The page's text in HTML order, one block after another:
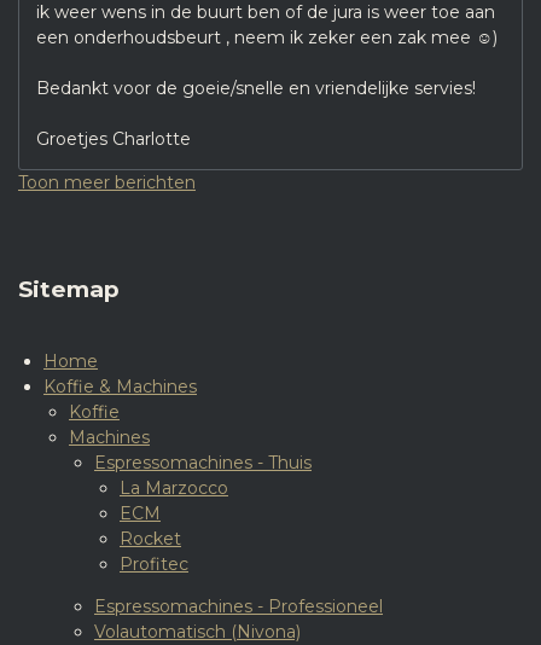
ik weer wens in de buurt ben of de jura is weer toe aan
een onderhoudsbeurt , neem ik zeker een zak mee ☺️)
Bedankt voor de goeie/snelle en vriendelijke servies!
Groetjes Charlotte
Toon meer berichten
Sitemap
Home
Koffie & Machines
Koffie
Machines
Espressomachines - Thuis
La Marzocco
ECM
Rocket
Profitec
Espressomachines - Professioneel
Volautomatisch (Nivona)